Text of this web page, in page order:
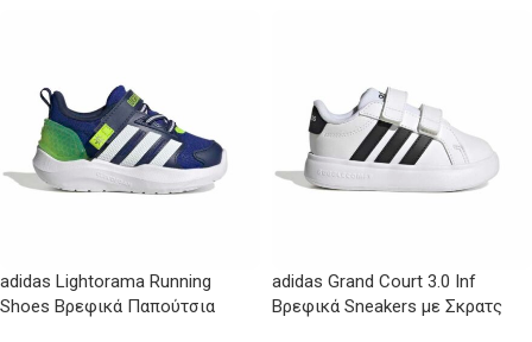
adidas Lightorama Running
Shoes Βρεφικά Παπούτσια
adidas Grand Court 3.0 Inf
Βρεφικά Sneakers με Σκρατς